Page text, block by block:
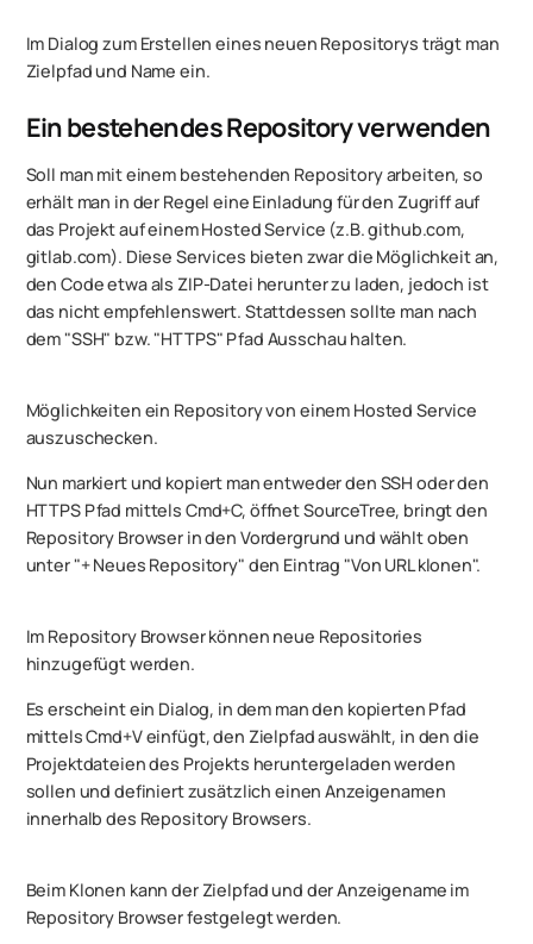
Im Dialog zum Erstellen eines neuen Repositorys trägt man
Zielpfad und Name ein.
Ein bestehendes Repository verwenden
Soll man mit einem bestehenden Repository arbeiten, so
erhält man in der Regel eine Einladung für den Zugriff auf
das Projekt auf einem Hosted Service (z.B. github.com,
gitlab.com). Diese Services bieten zwar die Möglichkeit an,
den Code etwa als ZIP-Datei herunter zu laden, jedoch ist
das nicht empfehlenswert. Stattdessen sollte man nach
dem "SSH" bzw. "HTTPS" Pfad Ausschau halten.
Möglichkeiten ein Repository von einem Hosted Service
auszuschecken.
Nun markiert und kopiert man entweder den SSH oder den
HTTPS Pfad mittels Cmd+C, öffnet SourceTree, bringt den
Repository Browser in den Vordergrund und wählt oben
unter "+ Neues Repository" den Eintrag "Von URL klonen".
Im Repository Browser können neue Repositories
hinzugefügt werden.
Es erscheint ein Dialog, in dem man den kopierten Pfad
mittels Cmd+V einfügt, den Zielpfad auswählt, in den die
Projektdateien des Projekts heruntergeladen werden
sollen und definiert zusätzlich einen Anzeigenamen
innerhalb des Repository Browsers.
Beim Klonen kann der Zielpfad und der Anzeigename im
Repository Browser festgelegt werden.